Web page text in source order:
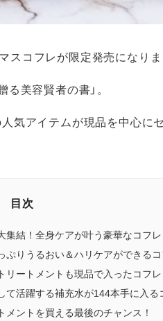
スコフレが限定発売になりま
美容賢者の書」。
気アイテムが現品を中心に
目次
集結！全身ケアが叶う豪華なコフレ
ぷりうるおい＆ハリケアができる
リートメントも現品で入ったコフレ
て活躍する補充水が144本手に入る
ントを買える最後のチャンス！